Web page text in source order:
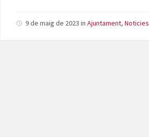
9 de maig de 2023inAjuntament,Noticies